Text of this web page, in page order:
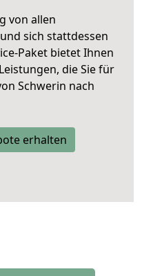
von allen
sich stattdessen
Paket bietet Ihnen
die Sie für
Schwerin nach
erhalten